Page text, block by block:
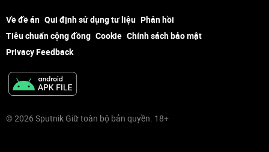
Về đề án Qui định sử dụng tư liệu Phản hồi
Tiêu chuẩn cộng đồng Cookie Chính sách bảo mật
Privacy Feedback
© 2026 Sputnik Giữ toàn bộ bản quyền. 18+